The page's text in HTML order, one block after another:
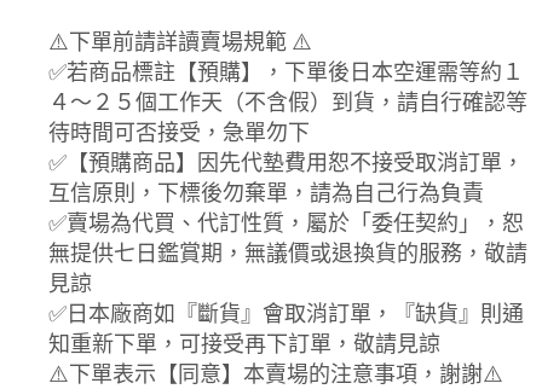
⚠️下單前請詳讀賣場規範 ⚠️
✅若商品標註【預購】，下單後日本空運需等約１
４～２５個工作天（不含假）到貨，請自行確認等
待時間可否接受，急單勿下
✅【預購商品】因先代墊費用恕不接受取消訂單，
互信原則，下標後勿棄單，請為自己行為負責
✅賣場為代買、代訂性質，屬於「委任契約」，恕
無提供七日鑑賞期，無議價或退換貨的服務，敬請
見諒
✅日本廠商如『斷貨』會取消訂單，『缺貨』則通
知重新下單，可接受再下訂單，敬請見諒
⚠️下單表示【同意】本賣場的注意事項，謝謝⚠️